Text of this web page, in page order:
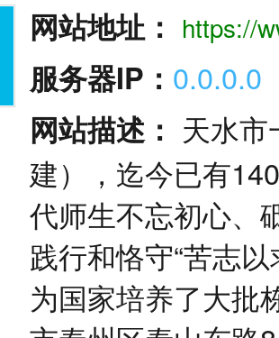
网站地址： https://
服务器IP： 0.0.0.0
网站描述： 天水
建），迄今已有
代师生不忘初心、
践行和恪守“苦志
为国家培养了大批